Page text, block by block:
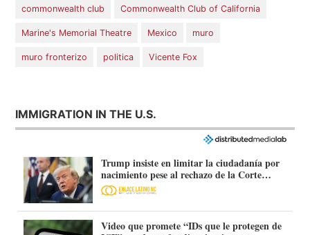
commonwealth club Commonwealth Club of California
Marine's Memorial Theatre Mexico muro
muro fronterizo politica Vicente Fox
IMMIGRATION IN THE U.S.
Trump insiste en limitar la ciudadanía por
nacimiento pese al rechazo de la Corte
Suprema
Video que promete “IDs que le protegen de